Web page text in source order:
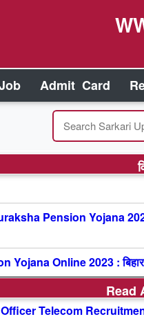
Admit Card
Pension Yojana 2023 :
Online 2023 : बिहार
Read
Telecom